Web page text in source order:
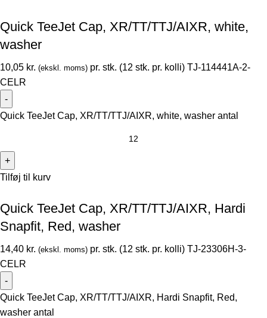
Quick TeeJet Cap, XR/TT/TTJ/AIXR, white,
washer
10,05 kr. (ekskl. moms) pr. stk. (12 stk. pr. kolli) TJ-114441A-2-
CELR
Quick TeeJet Cap, XR/TT/TTJ/AIXR, white, washer antal
Tilføj til kurv
Quick TeeJet Cap, XR/TT/TTJ/AIXR, Hardi
Snapfit, Red, washer
14,40 kr. (ekskl. moms) pr. stk. (12 stk. pr. kolli) TJ-23306H-3-
CELR
Quick TeeJet Cap, XR/TT/TTJ/AIXR, Hardi Snapfit, Red,
washer antal